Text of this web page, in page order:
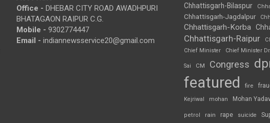
Office - DHEBAR CITY ROAD AWADHPURI
BHATAGAON RAIPUR C.G.
Mobile - 9302774447
Email - indiannewsservice20@gmail.com
Chhattisgarh-Bilaspur
Chhattisgarh-Jagdalpur
Chhattisgarh-Korba
Chhattisgarh-Raipur
Chief Minister
Chief Minister
Sai CM Congress
featured fire
Kejriwal mohan Mohan
petrol rain rape suicide